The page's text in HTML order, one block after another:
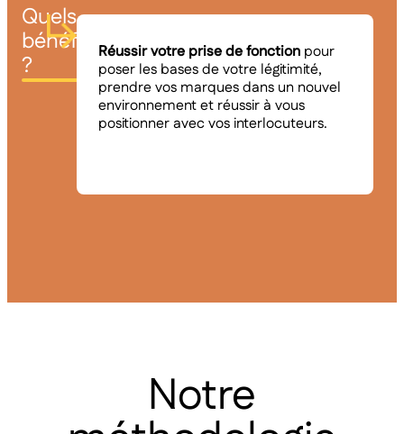
Quels
bénéfices
? Réussir votre prise de fonction pour
poser les bases de votre légitimité,
prendre vos marques dans un nouvel
environnement et réussir à vous
positionner avec vos interlocuteurs.
Notre